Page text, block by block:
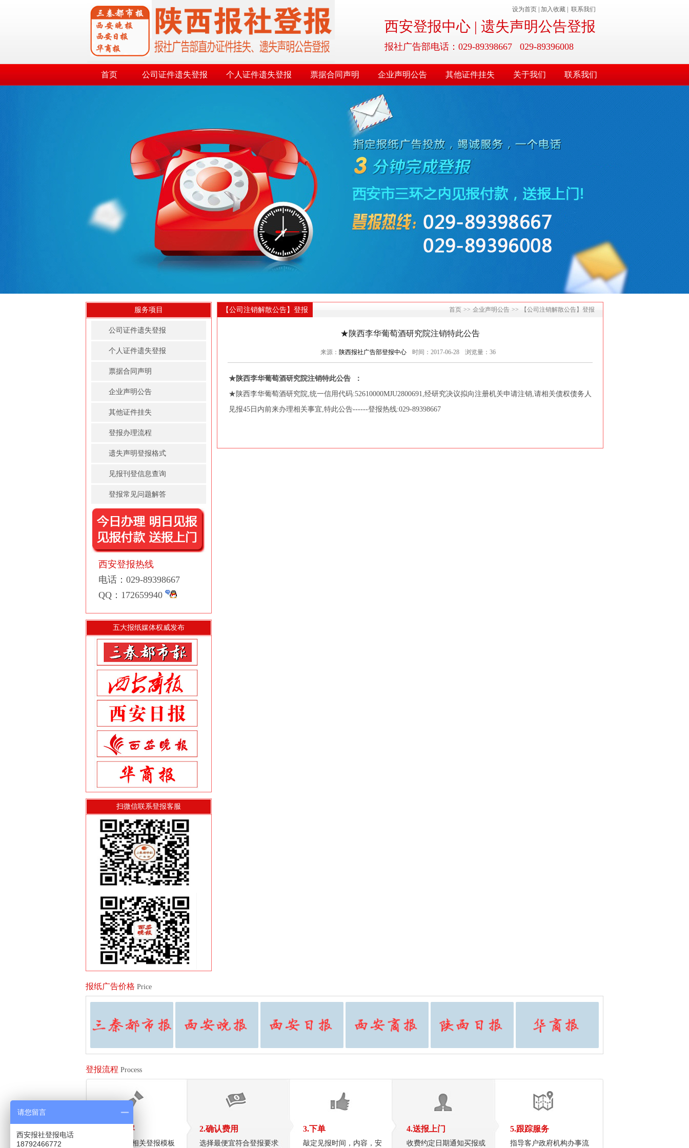
设为首页 加入收藏 联系我们
西安登报中心 | 遗失声明公告登报
报社广告部电话：029-89398667 029-89396008
首页 公司证件遗失登报 个人证件遗失登报 票据合同声明 企业声明公告 其他证件挂失 关于我们 联系我们
服务项目
公司证件遗失登报
个人证件遗失登报
票据合同声明
企业声明公告
其他证件挂失
登报办理流程
遗失声明登报格式
见报刊登信息查询
登报常见问题解答
西安登报热线
电话：029-89398667
QQ：172659940
五大报纸媒体权威发布
扫微信联系登报客服
【公司注销解散公告】登报 首页 >> 企业声明公告 >> 【公司注销解散公告】登报
★陕西李华葡萄酒研究院注销特此公告
来源： 陕西报社广告部登报中心 时间：2017-06-28 浏览量：36
★陕西李华葡萄酒研究院注销特此公告 ：
★陕西李华葡萄酒研究院,统一信用代码:52610000MJU2800691,经研究决议拟向注册机关申请注销,请相关债权债务人
见报45日内前来办理相关事宜,特此公告------登报热线:029-89398667
报纸广告价格 Price
登报流程 Process
1.拟定内容
向客服索要相关登报模板
2.确认费用
选择最便宜符合登报要求
3.下单
敲定见报时间，内容，安
4.送报上门
收费约定日期通知买报或
5.跟踪服务
指导客户政府机构办事流
请您留言
西安报社登报电话
18792466772